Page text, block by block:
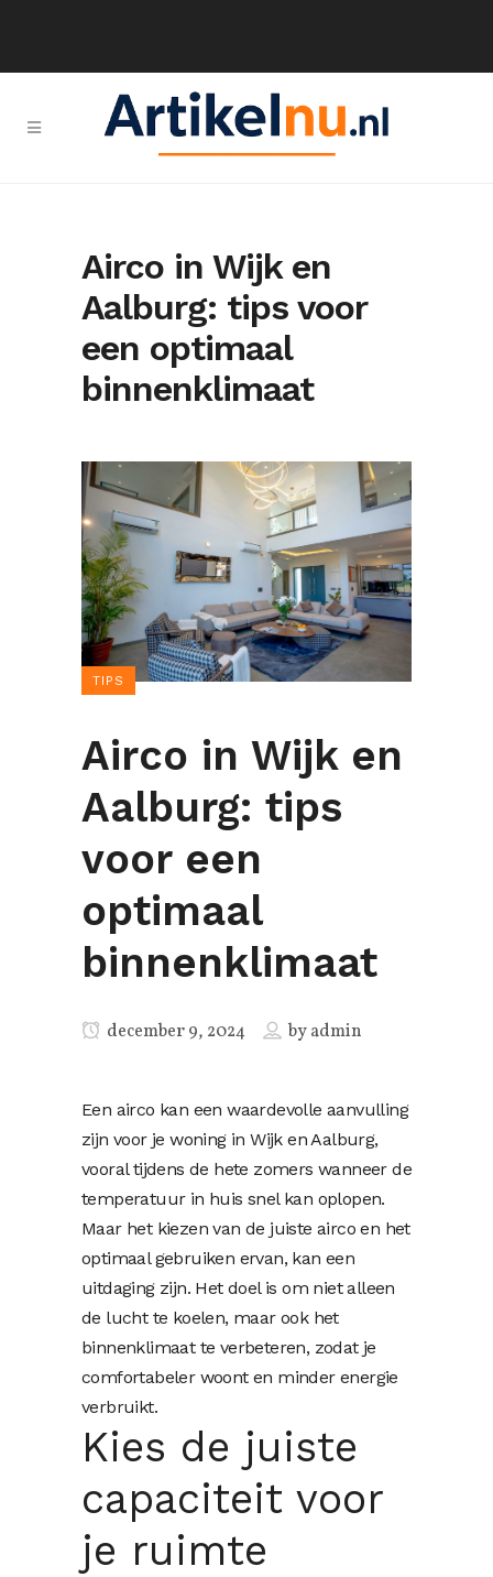
Airco in Wijk en
Aalburg: tips voor
een optimaal
binnenklimaat
TIPS
Airco in Wijk en
Aalburg: tips
voor een
optimaal
binnenklimaat
december 9, 2024 byadmin
Een airco kan een waardevolle aanvulling
zijn voor je woning in Wijk en Aalburg,
vooral tijdens de hete zomers wanneer de
temperatuur in huis snel kan oplopen.
Maar het kiezen van de juiste airco en het
optimaal gebruiken ervan, kan een
uitdaging zijn. Het doel is om niet alleen
de lucht te koelen, maar ook het
binnenklimaat te verbeteren, zodat je
comfortabeler woont en minder energie
verbruikt.
Kies de juiste
capaciteit voor
je ruimte